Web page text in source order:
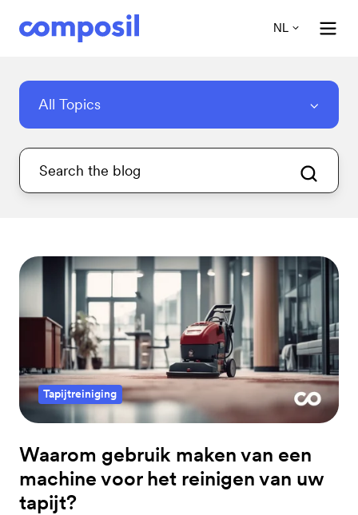
NL
All Topics
Waarom gebruik maken van een
machine voor het reinigen van uw
tapijt?
Tapijtreiniging